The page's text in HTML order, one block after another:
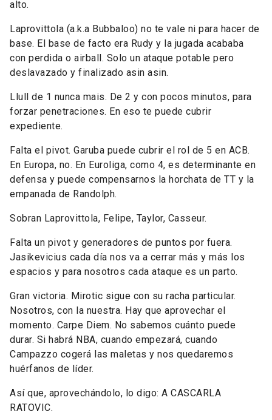
alto.
Laprovittola (a.k.a Bubbaloo) no te vale ni para hacer de
base. El base de facto era Rudy y la jugada acababa
con perdida o airball. Solo un ataque potable pero
deslavazado y finalizado asin asin.
Llull de 1 nunca mais. De 2 y con pocos minutos, para
forzar penetraciones. En eso te puede cubrir
expediente.
Falta el pivot. Garuba puede cubrir el rol de 5 en ACB.
En Europa, no. En Euroliga, como 4, es determinante en
defensa y puede compensarnos la horchata de TT y la
empanada de Randolph.
Sobran Laprovittola, Felipe, Taylor, Casseur.
Falta un pivot y generadores de puntos por fuera.
Jasikevicius cada día nos va a cerrar más y más los
espacios y para nosotros cada ataque es un parto.
Gran victoria. Mirotic sigue con su racha particular.
Nosotros, con la nuestra. Hay que aprovechar el
momento. Carpe Diem. No sabemos cuánto puede
durar. Si habrá NBA, cuando empezará, cuando
Campazzo cogerá las maletas y nos quedaremos
huérfanos de líder.
Así que, aprovechándolo, lo digo: A CASCARLA
RATOVIC.